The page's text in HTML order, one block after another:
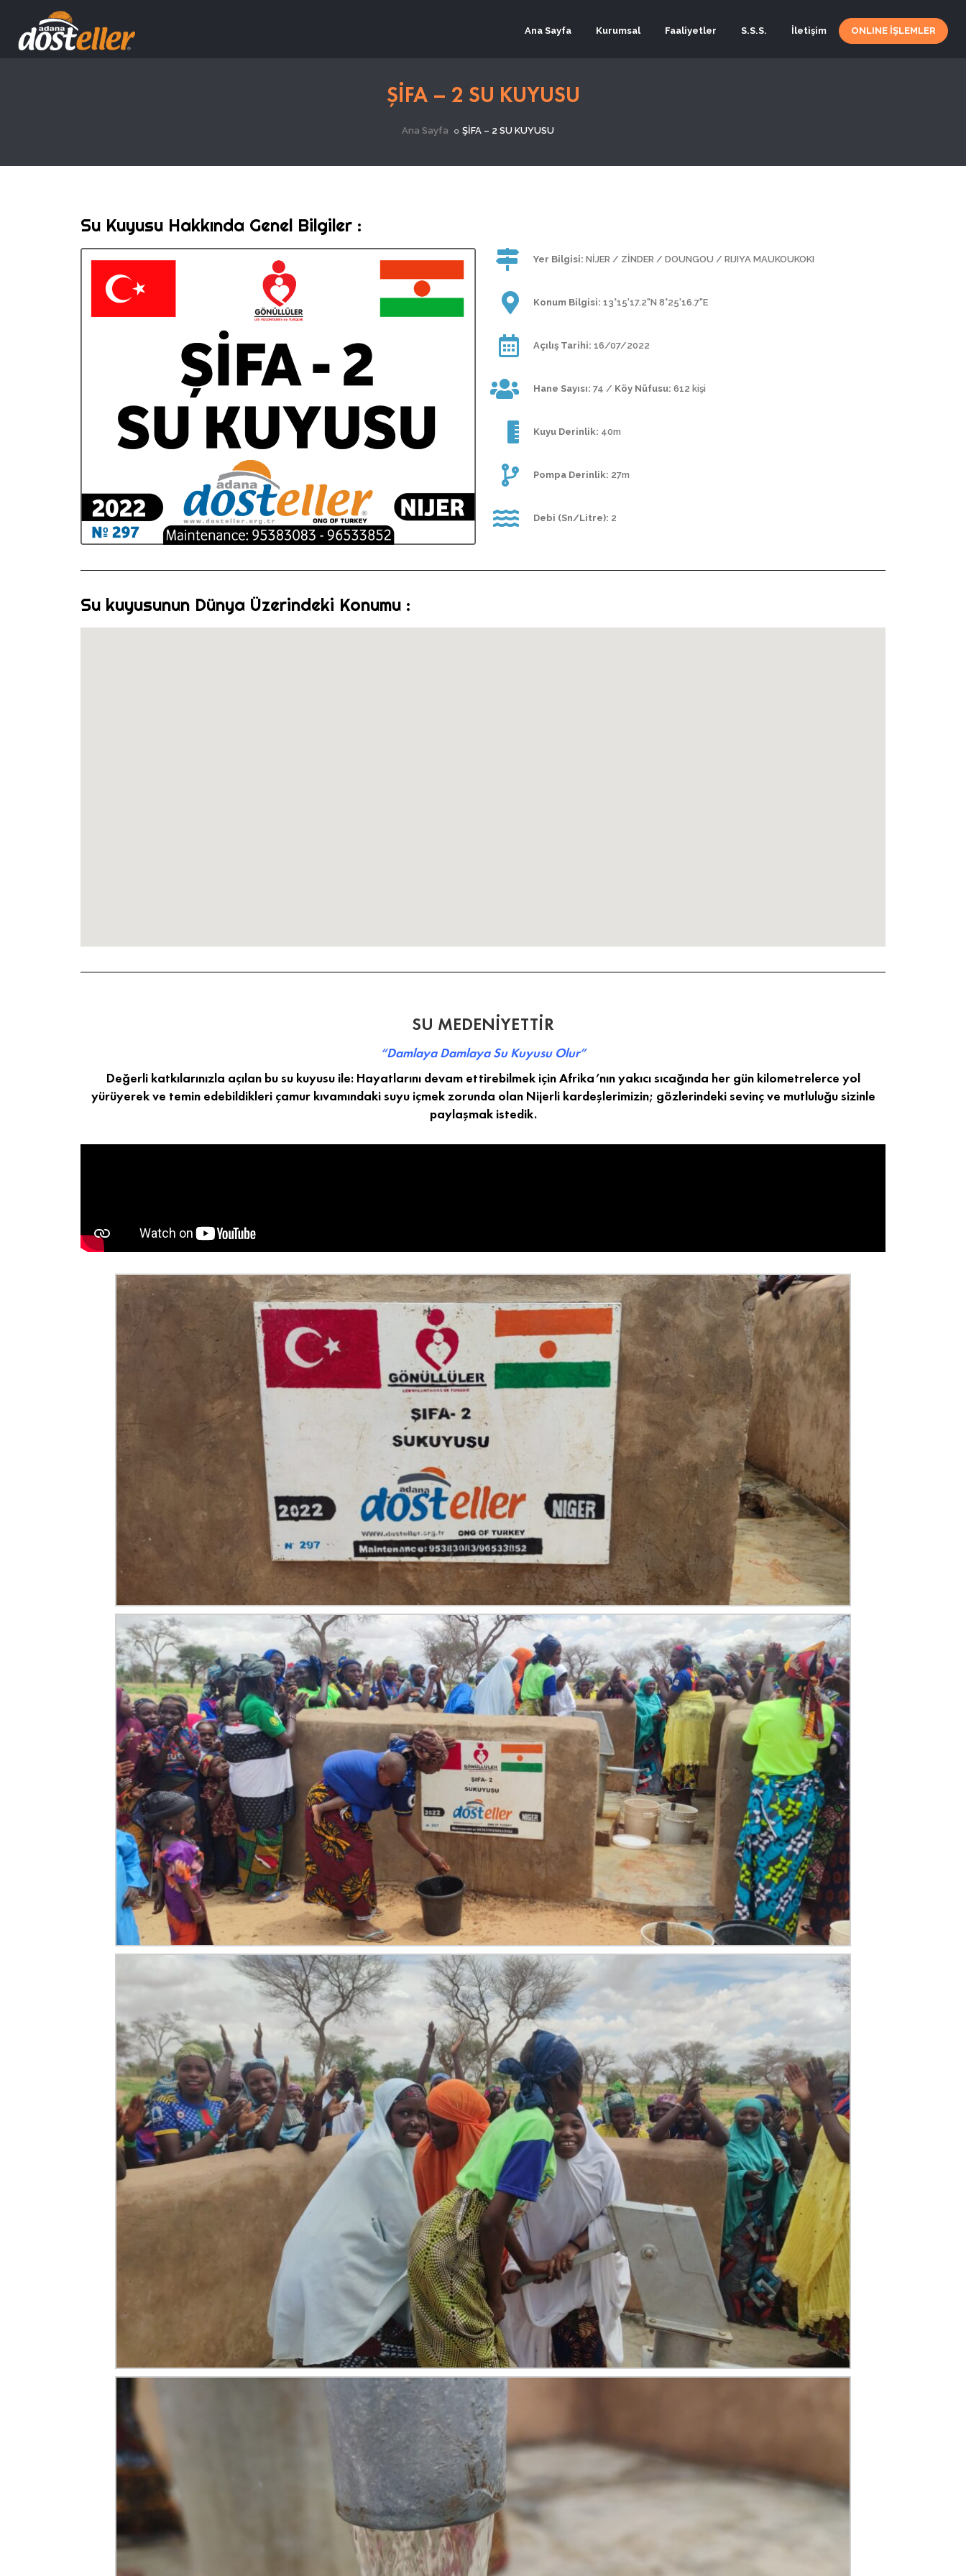
Ana Sayfa Kurumsal Faaliyetler S.S.S. İletişim ONLINE İŞLEMLER
ŞİFA – 2 SU KUYUSU
Ana Sayfa ŞİFA – 2 SU KUYUSU
Su Kuyusu Hakkında Genel Bilgiler :
Yer Bilgisi: NİJER / ZİNDER / DOUNGOU / RIJIYA MAUKOUKOKI
Konum Bilgisi: 13°15'17.2"N 8°25'16.7"E
Açılış Tarihi: 16/07/2022
Hane Sayısı: 74 / Köy Nüfusu: 612 kişi
Kuyu Derinlik: 40m
Pompa Derinlik: 27m
Debi (Sn/Litre): 2
Su kuyusunun Dünya Üzerindeki Konumu :
SU MEDENİYETTİR
“Damlaya Damlaya Su Kuyusu Olur”
Değerli katkılarınızla açılan bu su kuyusu ile: Hayatlarını devam ettirebilmek için Afrika’nın yakıcı sıcağında her gün kilometrelerce yol
yürüyerek ve temin edebildikleri çamur kıvamındaki suyu içmek zorunda olan Nijerli kardeşlerimizin; gözlerindeki sevinç ve mutluluğu sizinle
paylaşmak istedik.